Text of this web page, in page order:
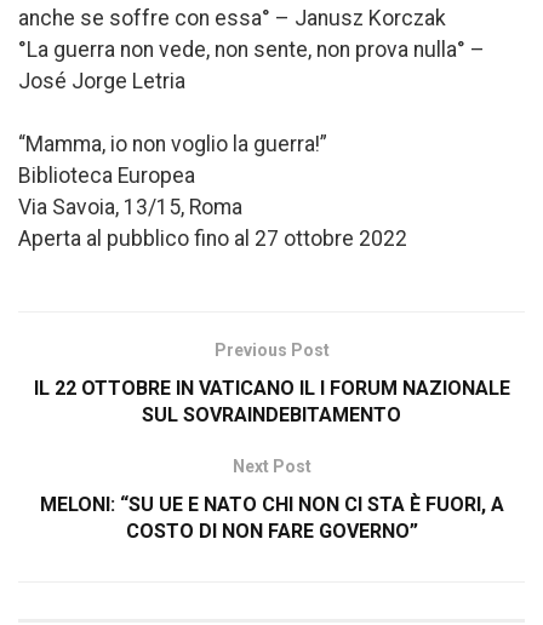
anche se soffre con essa° – Janusz Korczak
°La guerra non vede, non sente, non prova nulla° –
José Jorge Letria
“Mamma, io non voglio la guerra!”
Biblioteca Europea
Via Savoia, 13/15, Roma
Aperta al pubblico fino al 27 ottobre 2022
Previous Post
IL 22 OTTOBRE IN VATICANO IL I FORUM NAZIONALE
SUL SOVRAINDEBITAMENTO
Next Post
MELONI: “SU UE E NATO CHI NON CI STA È FUORI, A
COSTO DI NON FARE GOVERNO”